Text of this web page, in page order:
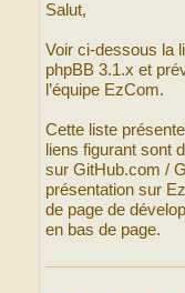
Salut,
Voir ci-dessous la
phpBB 3.1.x et
l’équipe EzCom.
Cette liste
liens figurant sont
sur GitHub.com /
présentation sur
de page de
en bas de page.